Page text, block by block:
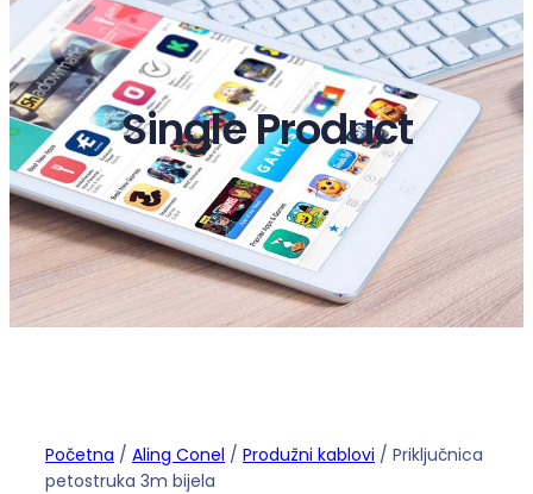
Single Product
Početna / Aling Conel / Produžni kablovi / Priključnica
petostruka 3m bijela